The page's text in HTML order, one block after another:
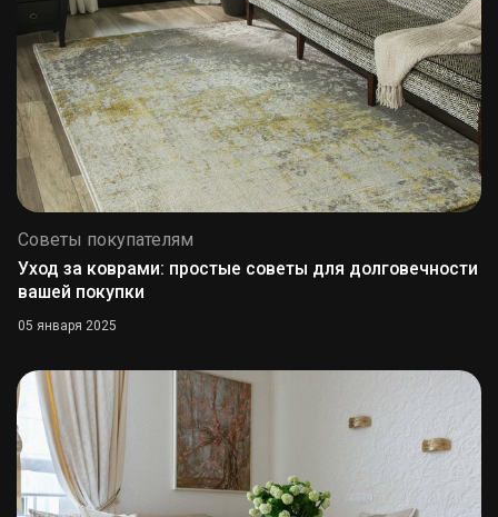
Советы покупателям
05 января 2025
Уход за коврами: простые советы для долговечности
вашей покупки